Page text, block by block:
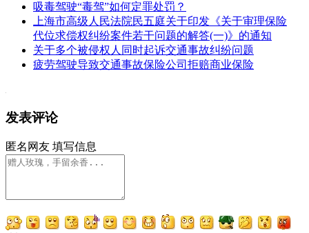
吸毒驾驶“毒驾”如何定罪处罚？
上海市高级人民法院民五庭关于印发《关于审理保险
代位求偿权纠纷案件若干问题的解答(一)》的通知
关于多个被侵权人同时起诉交通事故纠纷问题
疲劳驾驶导致交通事故保险公司拒赔商业保险
发表评论
匿名网友 填写信息